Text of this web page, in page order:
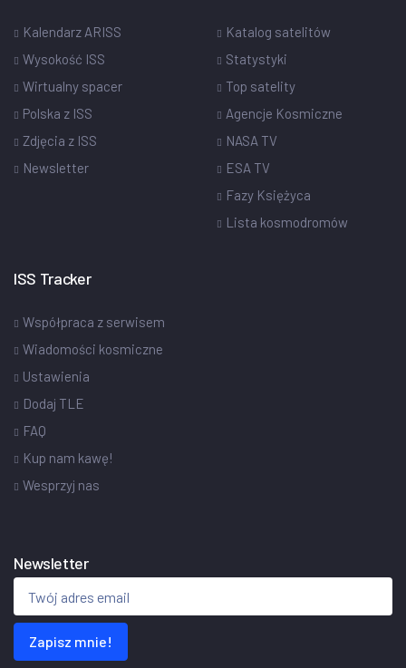
Kalendarz ARISS
Wysokość ISS
Wirtualny spacer
Polska z ISS
Zdjęcia z ISS
Newsletter
Katalog satelitów
Statystyki
Top satelity
Agencje Kosmiczne
NASA TV
ESA TV
Fazy Księżyca
Lista kosmodromów
ISS Tracker
Współpraca z serwisem
Wiadomości kosmiczne
Ustawienia
Dodaj TLE
FAQ
Kup nam kawę!
Wesprzyj nas
Newsletter
Zapisz mnie!